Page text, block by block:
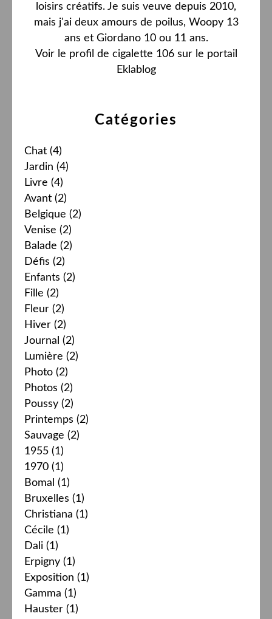
Catégories
Chat (4)
Jardin (4)
Livre (4)
Avant (2)
Belgique (2)
Venise (2)
Balade (2)
Défis (2)
Enfants (2)
Fille (2)
Fleur (2)
Hiver (2)
Journal (2)
Lumière (2)
Photo (2)
Photos (2)
Poussy (2)
Printemps (2)
Sauvage (2)
1955 (1)
1970 (1)
Bomal (1)
Bruxelles (1)
Christiana (1)
Cécile (1)
Dali (1)
Erpigny (1)
Exposition (1)
Gamma (1)
Hauster (1)
loisirs créatifs. Je suis veuve depuis 2010,
mais j'ai deux amours de poilus, Woopy 13
ans et Giordano 10 ou 11 ans.
Voir le profil de cigalette 106sur le portail
Eklablog